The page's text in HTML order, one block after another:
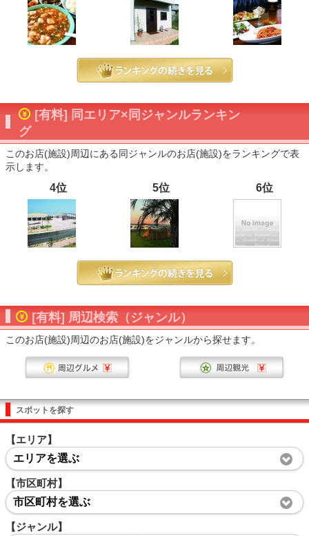
[有料] 同エリア×同ジャンルランキン
グ
このお店(施設)周辺にある同ジャンルのお店(施設)をランキングで表
示します。
4位 5位 6位
[有料] 周辺検索（ジャンル）
このお店(施設)周辺のお店(施設)をジャンルから探せます。
スポットを探す
【エリア】
エリアを選ぶ
【市区町村】
市区町村を選ぶ
【ジャンル】